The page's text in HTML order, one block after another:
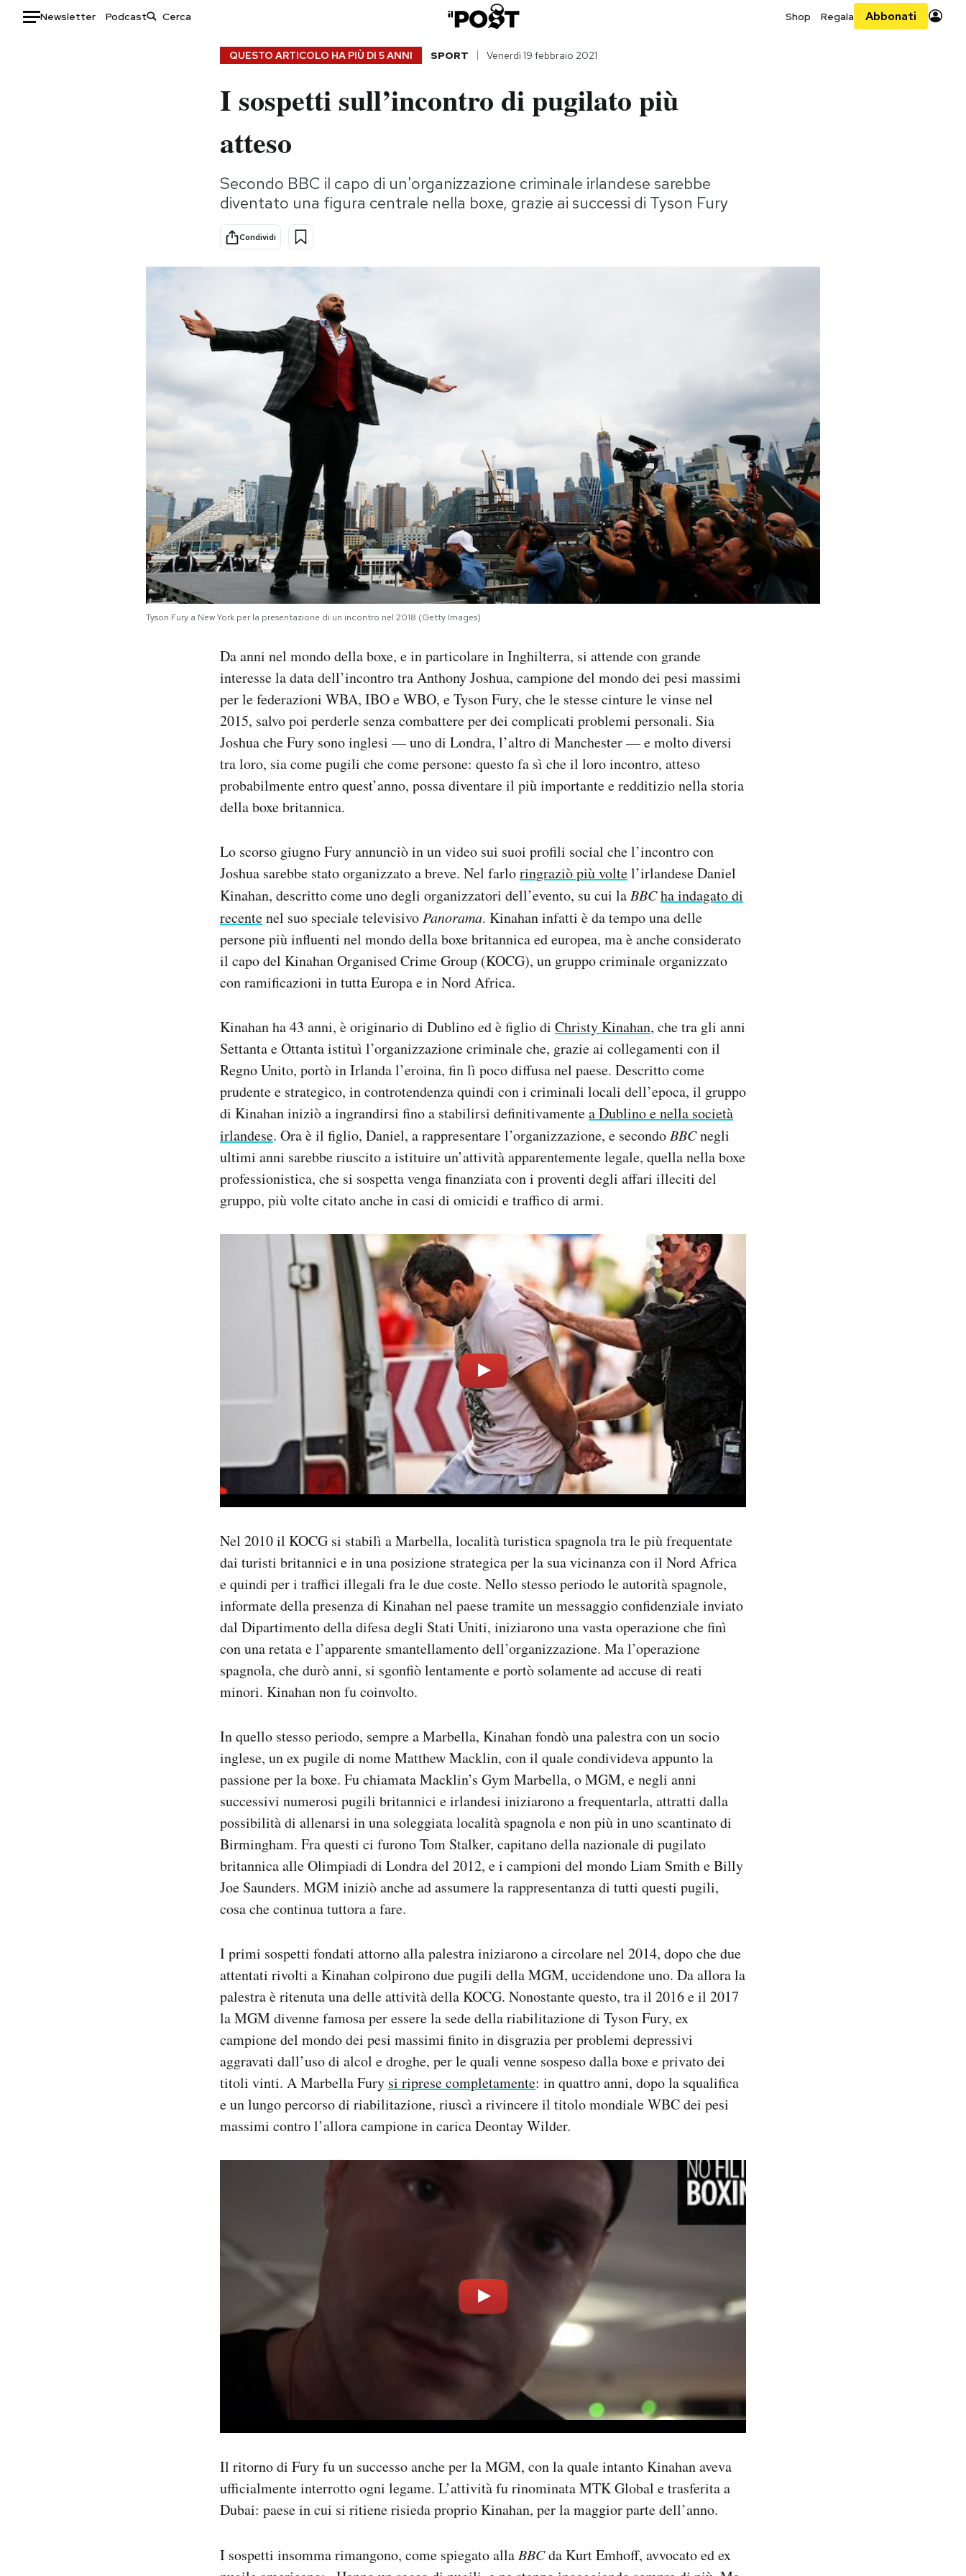
Newsletter Podcast Shop Regala Abbonati
Storie/Idee
Ok Boomer!
Altrecose
AREA PERSONALE
QUESTO ARTICOLO HA PIÙ DI 5 ANNI SPORT Venerdì 19 febbraio 2021
I sospetti sull’incontro di pugilato più
atteso
Secondo BBC il capo di un'organizzazione criminale irlandese sarebbe
diventato una figura centrale nella boxe, grazie ai successi di Tyson Fury
Condividi
Tyson Fury a New York per la presentazione di un incontro nel 2018 (Getty Images)
Da anni nel mondo della boxe, e in particolare in Inghilterra, si attende con grande
interesse la data dell’incontro tra Anthony Joshua, campione del mondo dei pesi massimi
per le federazioni WBA, IBO e WBO, e Tyson Fury, che le stesse cinture le vinse nel
2015, salvo poi perderle senza combattere per dei complicati problemi personali. Sia
Joshua che Fury sono inglesi — uno di Londra, l’altro di Manchester — e molto diversi
tra loro, sia come pugili che come persone: questo fa sì che il loro incontro, atteso
probabilmente entro quest’anno, possa diventare il più importante e redditizio nella storia
della boxe britannica.
Lo scorso giugno Fury annunciò in un video sui suoi profili social che l’incontro con
Joshua sarebbe stato organizzato a breve. Nel farloringraziò più voltel’irlandese Daniel
Kinahan, descritto come uno degli organizzatori dell’evento, su cui laBBCha indagato di
recentenel suo speciale televisivoPanorama. Kinahan infatti è da tempo una delle
persone più influenti nel mondo della boxe britannica ed europea, ma è anche considerato
il capo del Kinahan Organised Crime Group (KOCG), un gruppo criminale organizzato
con ramificazioni in tutta Europa e in Nord Africa.
Kinahan ha 43 anni, è originario di Dublino ed è figlio di Christy Kinahan, che tra gli anni
Settanta e Ottanta istituì l’organizzazione criminale che, grazie ai collegamenti con il
Regno Unito, portò in Irlanda l’eroina, fin lì poco diffusa nel paese. Descritto come
prudente e strategico, in controtendenza quindi con i criminali locali dell’epoca, il gruppo
di Kinahan iniziò a ingrandirsi fino a stabilirsi definitivamentea Dublino e nella società
irlandese. Ora è il figlio, Daniel, a rappresentare l’organizzazione, e secondoBBCnegli
ultimi anni sarebbe riuscito a istituire un’attività apparentemente legale, quella nella boxe
professionistica, che si sospetta venga finanziata con i proventi degli affari illeciti del
gruppo, più volte citato anche in casi di omicidi e traffico di armi.
Nel 2010 il KOCG si stabilì a Marbella, località turistica spagnola tra le più frequentate
dai turisti britannici e in una posizione strategica per la sua vicinanza con il Nord Africa
e quindi per i traffici illegali fra le due coste. Nello stesso periodo le autorità spagnole,
informate della presenza di Kinahan nel paese tramite un messaggio confidenziale inviato
dal Dipartimento della difesa degli Stati Uniti, iniziarono una vasta operazione che finì
con una retata e l’apparente smantellamento dell’organizzazione. Ma l’operazione
spagnola, che durò anni, si sgonfiò lentamente e portò solamente ad accuse di reati
minori. Kinahan non fu coinvolto.
In quello stesso periodo, sempre a Marbella, Kinahan fondò una palestra con un socio
inglese, un ex pugile di nome Matthew Macklin, con il quale condivideva appunto la
passione per la boxe. Fu chiamata Macklin’s Gym Marbella, o MGM, e negli anni
successivi numerosi pugili britannici e irlandesi iniziarono a frequentarla, attratti dalla
possibilità di allenarsi in una soleggiata località spagnola e non più in uno scantinato di
Birmingham. Fra questi ci furono Tom Stalker, capitano della nazionale di pugilato
britannica alle Olimpiadi di Londra del 2012, e i campioni del mondo Liam Smith e Billy
Joe Saunders. MGM iniziò anche ad assumere la rappresentanza di tutti questi pugili,
cosa che continua tuttora a fare.
I primi sospetti fondati attorno alla palestra iniziarono a circolare nel 2014, dopo che due
attentati rivolti a Kinahan colpirono due pugili della MGM, uccidendone uno. Da allora la
palestra è ritenuta una delle attività della KOCG. Nonostante questo, tra il 2016 e il 2017
la MGM divenne famosa per essere la sede della riabilitazione di Tyson Fury, ex
campione del mondo dei pesi massimi finito in disgrazia per problemi depressivi
aggravati dall’uso di alcol e droghe, per le quali venne sospeso dalla boxe e privato dei
titoli vinti. A Marbella Fury si riprese completamente: in quattro anni, dopo la squalifica
e un lungo percorso di riabilitazione, riuscì a rivincere il titolo mondiale WBC dei pesi
massimi contro l’allora campione in carica Deontay Wilder.
Il ritorno di Fury fu un successo anche per la MGM, con la quale intanto Kinahan aveva
ufficialmente interrotto ogni legame. L’attività fu rinominata MTK Global e trasferita a
Dubai: paese in cui si ritiene risieda proprio Kinahan, per la maggior parte dell’anno.
I sospetti insomma rimangono, come spiegato allaBBCda Kurt Emhoff, avvocato ed ex